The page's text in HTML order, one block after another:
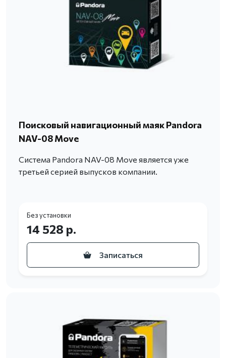
Поисковый навигационный маяк Pandora
NAV-08 Move
Система Pandora NAV-08 Move является уже
третьей серией выпусков компании.
Без установки
14 528 р.
Записаться